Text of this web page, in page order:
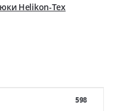
Helikon-Tex
598